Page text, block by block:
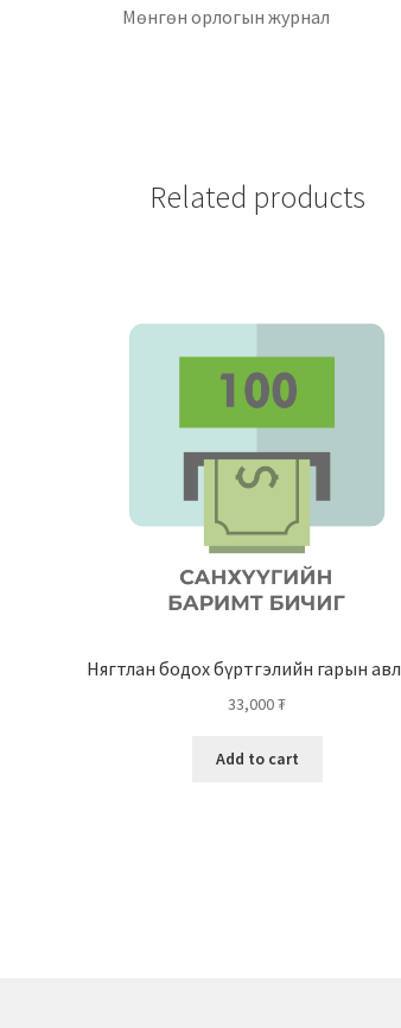
Мөнгөн орлогын журнал
Related products
Нягтлан бодох бүртгэлийн гарын
33,000₮
Add to cart